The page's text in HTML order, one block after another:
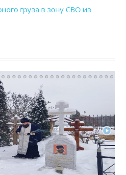
груза в зону СВО из